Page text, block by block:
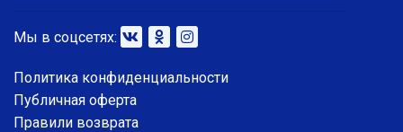
Мы в соцсетях:
Политика конфиденциальности
Публичная оферта
Правили возврата